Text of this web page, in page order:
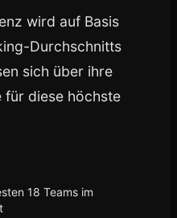
wird auf Basis
Durchschnitts
sich über ihre
für diese höchste
18 Teams im